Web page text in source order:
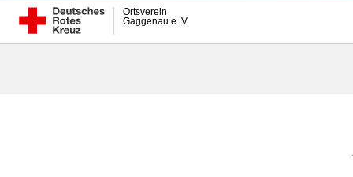
Gaggenau e. V.
Ortsverein